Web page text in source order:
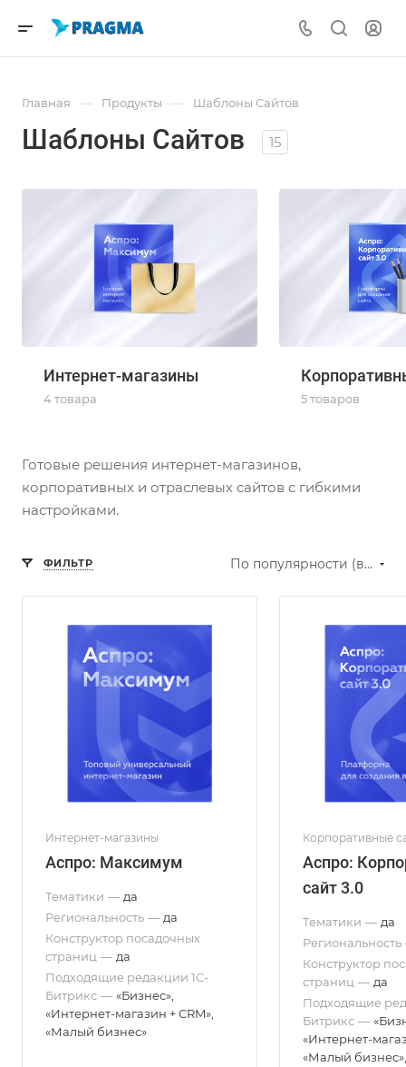
Главная — Продукты — Шаблоны Сайтов
Шаблоны Сайтов 15
Интернет-магазины
4 товара 5 товаров
Готовые решения интернет-магазинов,
корпоративных и отраслевых сайтов с гибкими
настройками.
ФИЛЬТР По популярности (возрастание)
Интернет-магазины
Аспро: Максимум
Тематики — да
Региональность — да
Конструктор посадочных
страниц — да
Подходящие редакции 1С-
Битрикс — «Бизнес»,
«Интернет-магазин + CRM»,
«Малый бизнес»
Корпоративные
Аспро:
сайт 3.0
Тематики — да
Региональность
Конструктор
страниц — да
Подходящие
Битрикс —
«Интернет-
«Малый